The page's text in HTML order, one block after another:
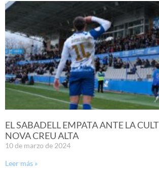
EL SABADELL EMPATA ANTE LA
NOVA CREU ALTA
10 de marzo de 2024
Leer más »